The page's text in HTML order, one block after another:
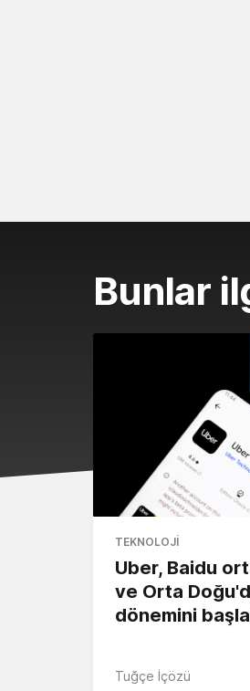
Bunlar
TEKNOLOJI
Uber, Baidu
ve Orta
dönemini
Tuğçe İçözü